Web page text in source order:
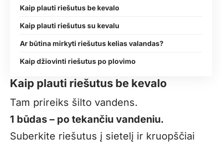
Kaip plauti riešutus be kevalo
Kaip plauti riešutus su kevalu
Ar būtina mirkyti riešutus kelias valandas?
Kaip džiovinti riešutus po plovimo
Kaip plauti riešutus be kevalo
Tam prireiks šilto vandens.
1 būdas – po tekančiu vandeniu.
Suberkite riešutus į sietelį ir kruopščiai